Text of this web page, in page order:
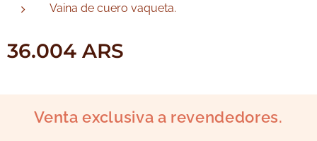
Vaina de cuero vaqueta.
36.004 ARS
Venta exclusiva a revendedores.